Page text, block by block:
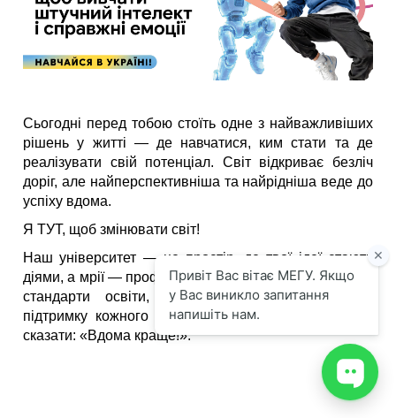
Сьогодні перед тобою стоїть одне з найважливіших
рішень у житті — де навчатися, ким стати та де
реалізувати свій потенціал. Світ відкриває безліч
доріг, але найперспективніша та найрідніша веде до
успіху вдома.
Я ТУТ, щоб змінювати світ!
Наш університет — це простір, де твої ідеї стають
діями, а мрії — професією. Ми поєднали європейські
стандарти освіти, потужну практичну базу та
підтримку кожного студента, щоб ти міг упевнено
сказати: «Вдома краще!».